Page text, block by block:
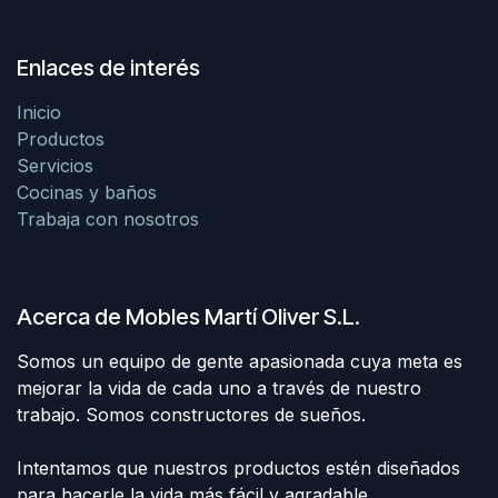
Enlaces de interés
Inicio
Productos
Servicios
Cocinas y baños
Trabaja con nosotros
Acerca de Mobles Martí Oliver S.L.
Somos un equipo de gente apasionada cuya meta es
mejorar la vida de cada uno a través de nuestro
trabajo. Somos constructores de sueños.
Intentamos que nuestros productos estén diseñados